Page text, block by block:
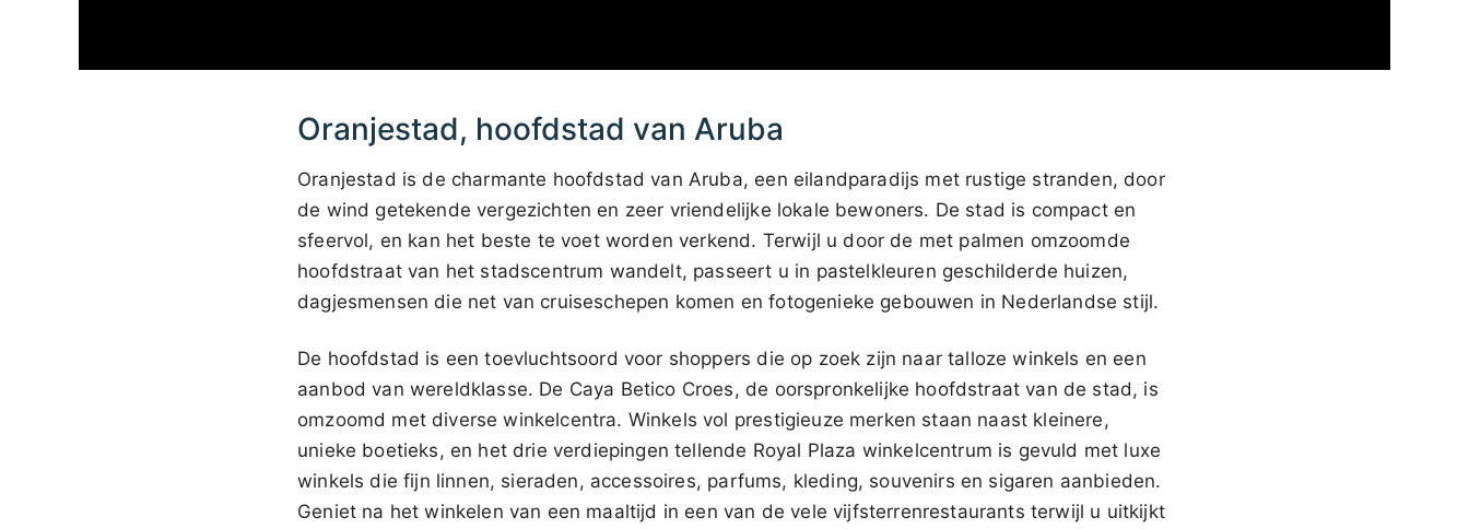
Oranjestad, hoofdstad van Aruba
Oranjestad is de charmante hoofdstad van Aruba, een eilandparadijs met rustige stranden, door
de wind getekende vergezichten en zeer vriendelijke lokale bewoners. De stad is compact en
sfeervol, en kan het beste te voet worden verkend. Terwijl u door de met palmen omzoomde
hoofdstraat van het stadscentrum wandelt, passeert u in pastelkleuren geschilderde huizen,
dagjesmensen die net van cruiseschepen komen en fotogenieke gebouwen in Nederlandse stijl.
De hoofdstad is een toevluchtsoord voor shoppers die op zoek zijn naar talloze winkels en een
aanbod van wereldklasse. De Caya Betico Croes, de oorspronkelijke hoofdstraat van de stad, is
omzoomd met diverse winkelcentra. Winkels vol prestigieuze merken staan naast kleinere,
unieke boetieks, en het drie verdiepingen tellende Royal Plaza winkelcentrum is gevuld met luxe
winkels die fijn linnen, sieraden, accessoires, parfums, kleding, souvenirs en sigaren aanbieden.
Geniet na het winkelen van een maaltijd in een van de vele vijfsterrenrestaurants terwijl u uitkijkt